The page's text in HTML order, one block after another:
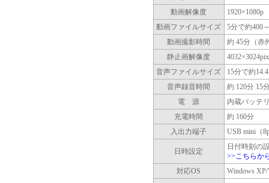
動画解像度
動画ファイルサイズ
5分で約400
動画撮影時間
約 45分（赤
静止画解像度
音声ファイルサイズ
15分で約
音声録音時間
約 120分 15
電 源
内蔵バッテ
充電時間
約 160分
入出力端子
USB mini（
日時設定
日付時刻の
>>こちらか
対応OS
Windows